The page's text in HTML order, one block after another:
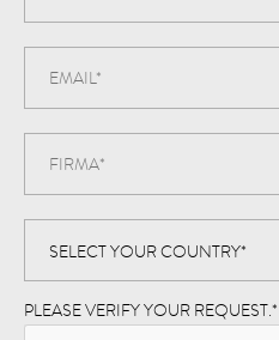
PLEASE VERIFY YOUR REQUEST.*